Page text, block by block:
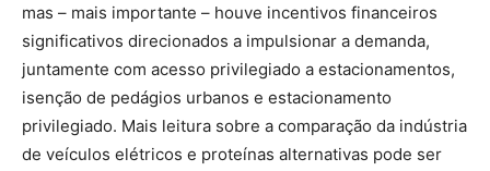
mas – mais importante – houve incentivos financeiros
significativos direcionados a impulsionar a demanda,
juntamente com acesso privilegiado a estacionamentos,
isenção de pedágios urbanos e estacionamento
privilegiado. Mais leitura sobre a comparação da indústria
de veículos elétricos e proteínas alternativas pode ser